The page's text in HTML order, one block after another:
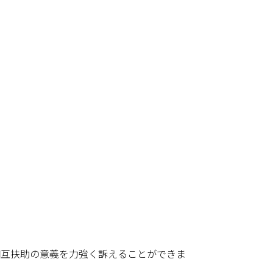
扶助の意義を力強く訴えることができま